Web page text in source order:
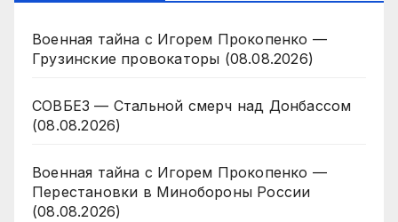
Военная тайна с Игорем Прокопенко —
Грузинские провокаторы (08.08.2026)
СОВБЕЗ — Стальной смерч над Донбассом
(08.08.2026)
Военная тайна с Игорем Прокопенко —
Перестановки в Минобороны России
(08.08.2026)